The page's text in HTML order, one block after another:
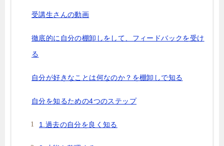
受講生さんの動画
徹底的に自分の棚卸しをして、フィードバックを受け
る
自分が好きなことは何なのか？を棚卸しで知る
自分を知るための4つのステップ
1.過去の自分を良く知る